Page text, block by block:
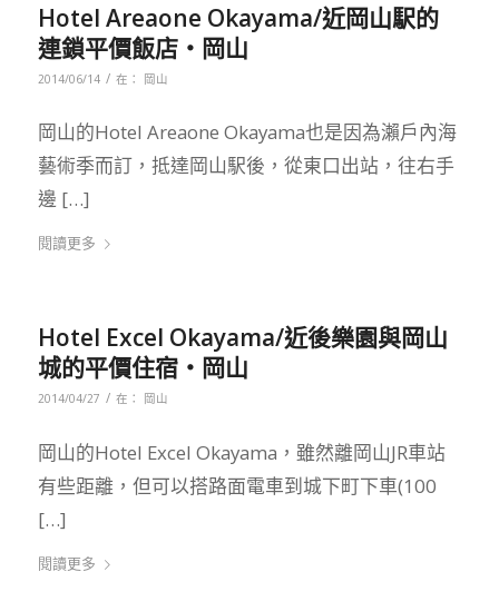
Hotel Areaone Okayama/近岡山駅的
連鎖平價飯店‧岡山
2014/06/14 / 在： 岡山
岡山的Hotel Areaone Okayama也是因為瀨戶內海
藝術季而訂，抵達岡山駅後，從東口出站，往右手
邊 […]
閱讀更多
Hotel Excel Okayama/近後樂園與岡山
城的平價住宿‧岡山
2014/04/27 / 在： 岡山
岡山的Hotel Excel Okayama，雖然離岡山JR車站
有些距離，但可以搭路面電車到城下町下車(100
[…]
閱讀更多